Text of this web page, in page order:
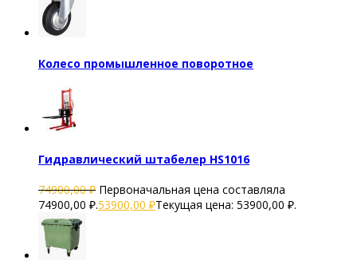
Колесо промышленное поворотное
Гидравлический штабелер HS1016
74900,00₽ Первоначальная цена составляла
74900,00 ₽.53900,00 ₽Текущая цена: 53900,00 ₽.